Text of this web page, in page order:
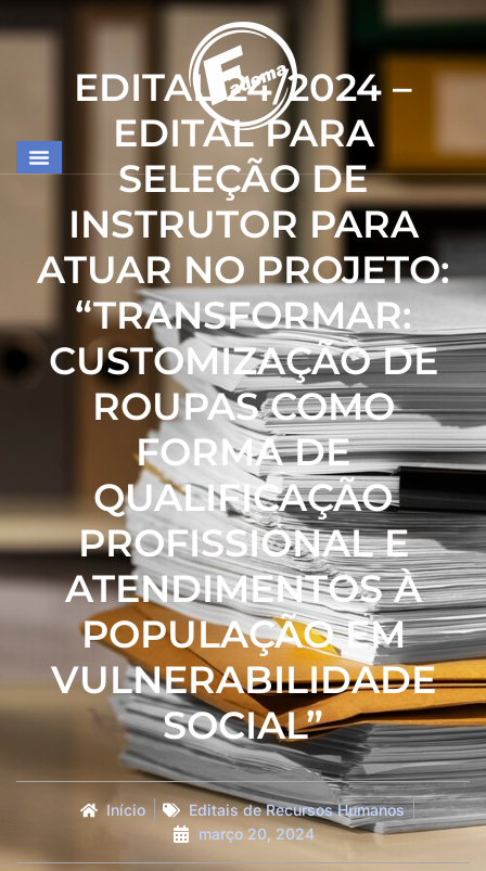
EDITAL 24/2024 –
EDITAL PARA
SELEÇÃO DE
INSTRUTOR PARA
ATUAR NO PROJETO:
“TRANSFORMAR:
CUSTOMIZAÇÃO DE
ROUPAS COMO
FORMA DE
QUALIFICAÇÃO
PROFISSIONAL E
ATENDIMENTOS À
POPULAÇÃO EM
VULNERABILIDADE
SOCIAL”
Início
Editais de Recursos Humanos
março 20, 2024